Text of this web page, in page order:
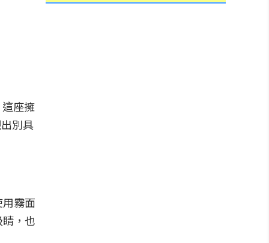
座擁
別具
霧面
，也